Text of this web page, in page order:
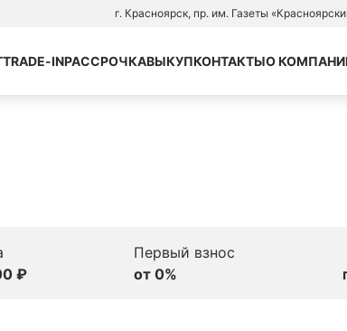
г. Красноярск, пр. им. Газеты
TRADE-INРАССРОЧКАВЫКУПКОНТАКТЫО
₽
Первый взнос
от 0%